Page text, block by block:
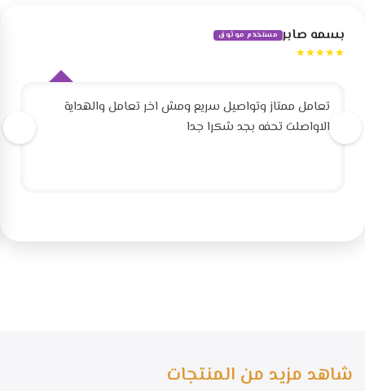
بسمه صابر مستخدم موثوق
★★★★★
تعامل ممتاز وتواصيل سريع ومش اخر تعامل والهداية
الاواصلت تحفه بجد شكرا جدا
شاهد مزيد من المنتجات